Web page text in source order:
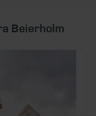
Beierholm